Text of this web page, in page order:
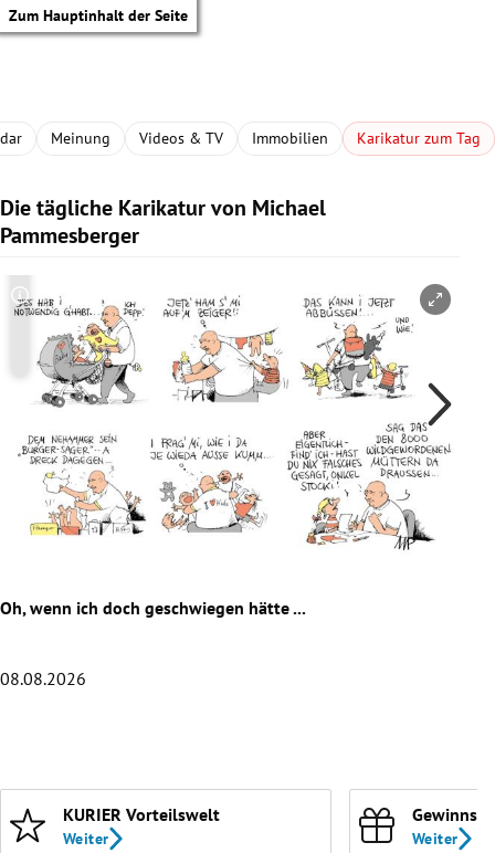
Zum Hauptinhalt der Seite
Untermenü
Untermenü
Untermenü
Untermenü
Untermenü
Meinung Videos & TV Immobilien Karikatur zum Tag
Die tägliche Karikatur von Michael
Pammesberger
Copyright-Hinweis öffnen/schließen
Oh, wenn ich doch geschwiegen hätte ...
08.08.2026
KURIER Vorteilswelt
Weiter Weiter